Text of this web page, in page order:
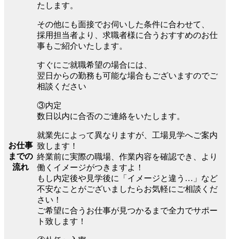
お仕事
までの
流れ
たします。
その他にも面接でお伺いした条件に合わせて、
採用担当者より、求職者様に合うおすすめのお仕
事もご紹介いたします。
すぐにご就職希望の場合には、
翌日からの勤務も可能な場合もございますのでご
相談ください
③内定
数日以内に合否のご連絡をいたします。
就業先によって異なりますが、工場見学へご案内
致します！
終業前に実際の職場、作業内容を確認でき、より
働くイメージがつきますよ！
もし内定後や見学後に「イメージと違う…」など
不安なことがございましたらお気軽にご相談くだ
さい！
ご希望に合うお仕事が見つかるまで全力でサポー
ト致します！